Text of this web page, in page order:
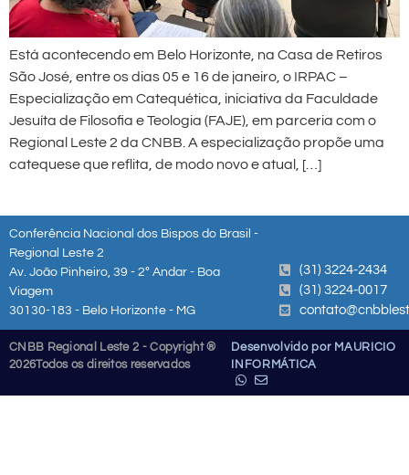
Está acontecendo em Belo Horizonte, na Casa de Retiros
São José, entre os dias 05 e 16 de janeiro, o IRPAC –
Especialização em Catequética, iniciativa da Faculdade
Jesuíta de Filosofia e Teologia (FAJE), em parceria com o
Regional Leste 2 da CNBB. A especialização propõe uma
catequese que reflita, de modo novo e atual, […]
Conferência Nacional dos Bispos do Brasil -
Regional Leste 2
Av. João Pinheiro, 39 - 2º Andar - Boa
Viagem
30130-183 - Belo Horizonte - MG
(31) 3224-2434
(31) 3224-0017
CNBB Regional Leste 2 - Copyright ®
2026Todos os direitos reservados
Desenvolvido por MAURICIO
INFORMÁTICA